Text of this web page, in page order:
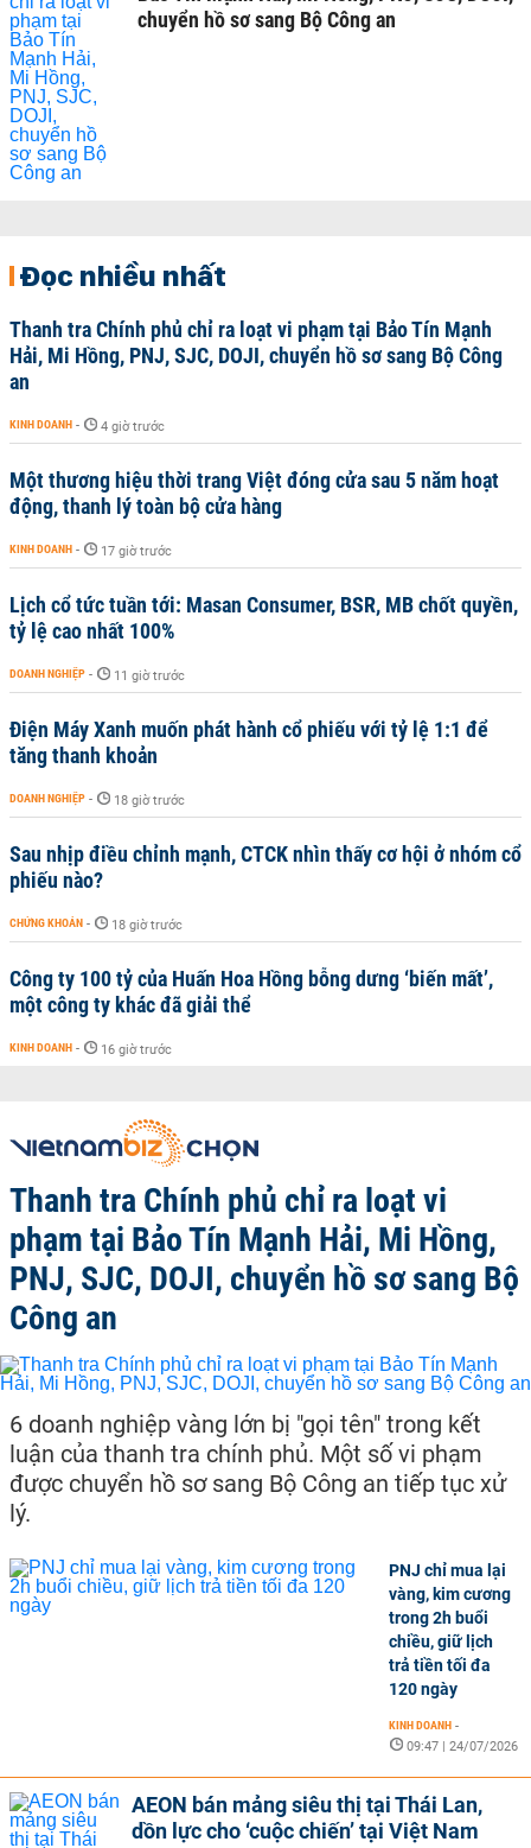
chuyển hồ sơ sang Bộ Công an
Đọc nhiều nhất
Thanh tra Chính phủ chỉ ra loạt vi phạm tại Bảo Tín Mạnh
Hải, Mi Hồng, PNJ, SJC, DOJI, chuyển hồ sơ sang Bộ Công
an
KINH DOANH - 4 giờ trước
Một thương hiệu thời trang Việt đóng cửa sau 5 năm hoạt
động, thanh lý toàn bộ cửa hàng
KINH DOANH - 17 giờ trước
Lịch cổ tức tuần tới: Masan Consumer, BSR, MB chốt quyền,
tỷ lệ cao nhất 100%
DOANH NGHIỆP - 11 giờ trước
Điện Máy Xanh muốn phát hành cổ phiếu với tỷ lệ 1:1 để
tăng thanh khoản
DOANH NGHIỆP - 18 giờ trước
Sau nhịp điều chỉnh mạnh, CTCK nhìn thấy cơ hội ở nhóm cổ
phiếu nào?
CHỨNG KHOÁN - 18 giờ trước
Công ty 100 tỷ của Huấn Hoa Hồng bỗng dưng ‘biến mất’,
một công ty khác đã giải thể
KINH DOANH - 16 giờ trước
Thanh tra Chính phủ chỉ ra loạt vi
phạm tại Bảo Tín Mạnh Hải, Mi Hồng,
PNJ, SJC, DOJI, chuyển hồ sơ sang Bộ
Công an
6 doanh nghiệp vàng lớn bị "gọi tên" trong kết
luận của thanh tra chính phủ. Một số vi phạm
được chuyển hồ sơ sang Bộ Công an tiếp tục xử
lý.
PNJ chỉ mua lại
vàng, kim cương
trong 2h buổi
chiều, giữ lịch
trả tiền tối đa
120 ngày
KINH DOANH -
09:47 | 24/07/2026
AEON bán mảng siêu thị tại Thái Lan,
dồn lực cho ‘cuộc chiến’ tại Việt Nam